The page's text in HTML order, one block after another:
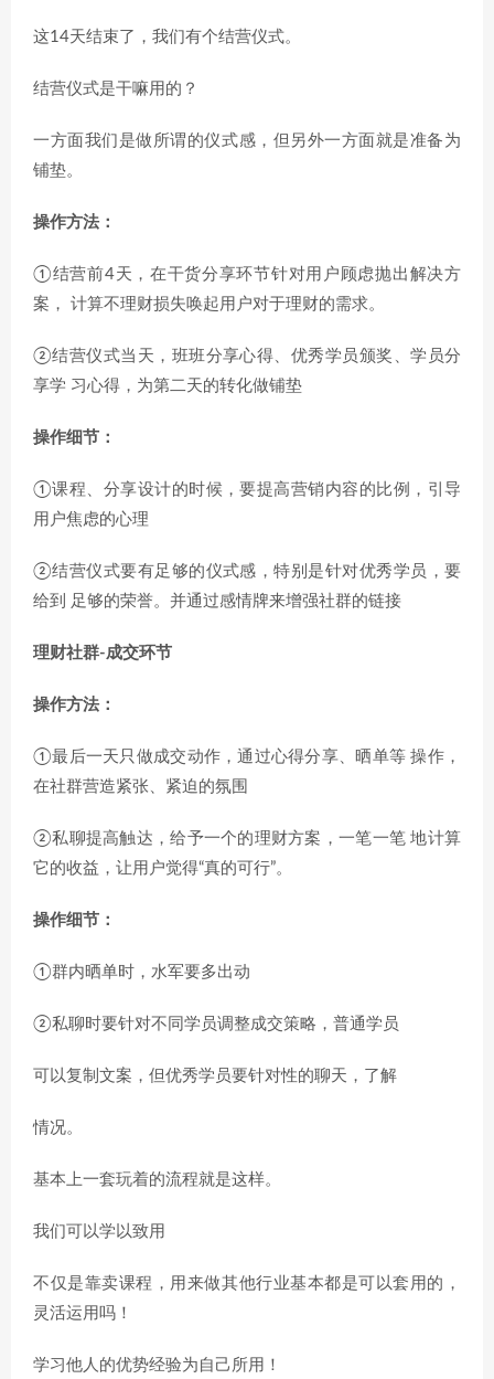
这14天结束了，我们有个结营仪式。
结营仪式是干嘛用的？
一方面我们是做所谓的仪式感，但另外一方面就是准备为
铺垫。
操作方法：
①结营前4天，在干货分享环节针对用户顾虑抛出解决方
案， 计算不理财损失唤起用户对于理财的需求。
②结营仪式当天，班班分享心得、优秀学员颁奖、学员分
享学 习心得，为第二天的转化做铺垫
操作细节：
①课程、分享设计的时候，要提高营销内容的比例，引导
用户焦虑的心理
②结营仪式要有足够的仪式感，特别是针对优秀学员，要
给到 足够的荣誉。并通过感情牌来增强社群的链接
理财社群-成交环节
操作方法：
①最后一天只做成交动作，通过心得分享、晒单等 操作，
在社群营造紧张、紧迫的氛围
②私聊提高触达，给予一个的理财方案，一笔一笔 地计算
它的收益，让用户觉得“真的可行”。
操作细节：
①群内晒单时，水军要多出动
②私聊时要针对不同学员调整成交策略，普通学员
可以复制文案，但优秀学员要针对性的聊天，了解
情况。
基本上一套玩着的流程就是这样。
我们可以学以致用
不仅是靠卖课程，用来做其他行业基本都是可以套用的，
灵活运用吗！
学习他人的优势经验为自己所用！